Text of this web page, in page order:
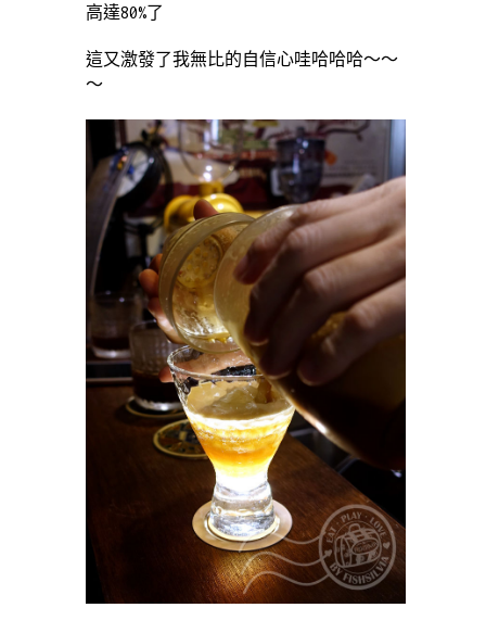
高達80%了
這又激發了我無比的自信心哇哈哈哈～～
～